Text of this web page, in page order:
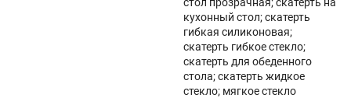
пальцев, пыли, грязи и пятен жира.
Не скрывает натуральный цвет вашего стола
кухонный стол; скатерть
гибкая силиконовая;
скатерть гибкое стекло;
скатерть для обеденного
стола; скатерть жидкое
стекло; мягкое стекло